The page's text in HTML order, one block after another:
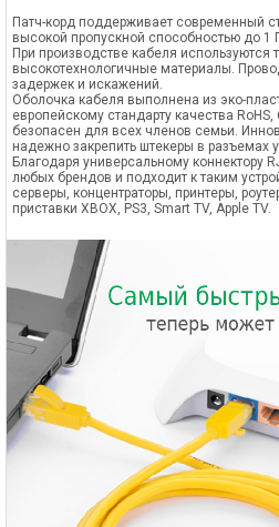
Патч-корд поддерживает современный
высокой пропускной способностью до 1
При производстве кабеля используются
высокотехнологичные материалы.
задержек и искажений.
Оболочка кабеля выполнена из эко-
европейскому стандарту качества
безопасен для всех членов семьи.
надежно закрепить штекеры в разъемах
Благодаря универсальному коннектору
любых брендов и подходит к таким
серверы, концентраторы, принтеры,
приставки XBOX, PS3, Smart TV, Apple TV.